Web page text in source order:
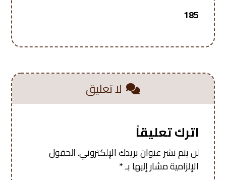
185
لا تعليق
اترك تعليقاً
لن يتم نشر عنوان بريدك الإلكتروني.الحقول
الإلزامية مشار إليها بـ*